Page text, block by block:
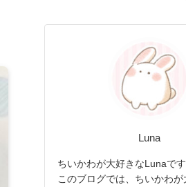
Luna
ちいかわが大好きなLunaです
このブログでは、ちいかわが